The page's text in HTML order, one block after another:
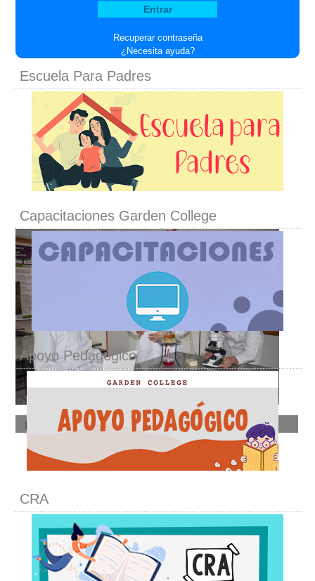
Patio de Convivencia
Laboratorio de Ciencias
Recuperar contraseña
¿Necesita ayuda?
Escuela Para Padres
Capacitaciones Garden College
Apoyo Pedagógico
CRA